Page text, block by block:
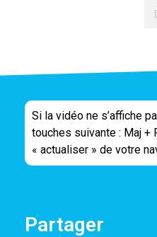
Si la vidéo ne s’affiche
touches suivante : Maj +
« actualiser » de votre
Partager